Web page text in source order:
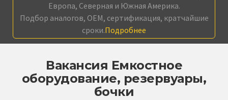
Европа, Северная и Южная Америка.
Подбор аналогов, OEM, сертификация, кратчайшие
сроки.Подробнее
Вакансия Емкостное
оборудование, резервуары,
бочки